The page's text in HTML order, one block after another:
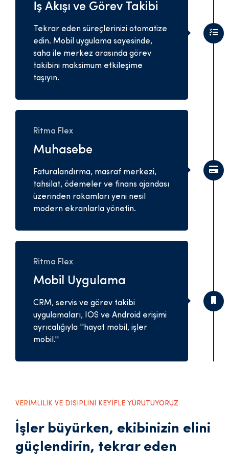
İş Akışı ve Görev Takibi
Tekrar eden süreçlerinizi otomatize
edin. Mobil uygulama sayesinde,
saha ile merkez arasında görev
takibini maksimum etkileşime
taşıyın.
Ritma Flex
Muhasebe
Faturalandırma, masraf merkezi,
tahsilat, ödemeler ve finans ajandası
üzerinden rakamları yeni nesil
modern ekranlarla yönetin.
Ritma Flex
Mobil Uygulama
CRM, servis ve görev takibi
uygulamaları, IOS ve Android erişimi
ayrıcalığıyla ''hayat mobil, işler
mobil.''
VERİMLİLİK VE DİSİPLİNİ KEYİFLE YÜRÜTÜYORUZ.
İşler büyürken, ekibinizin elini
güçlendirin, tekrar eden